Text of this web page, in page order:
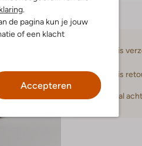
.
de pagina kun je jouw
of een klacht
Accepteren
Gratis
Gratis
Betaal